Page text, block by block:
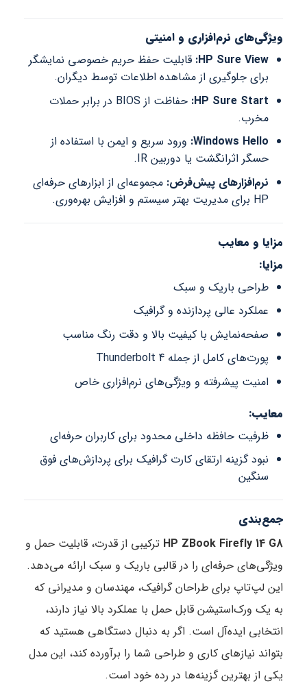
ویژگی‌های نرم‌افزاری و امنیتی
HP Sure View: قابلیت حفظ حریم خصوصی نمایشگر
برای جلوگیری از مشاهده اطلاعات توسط دیگران.
HP Sure Start:
حفاظت از BIOS در برابر حملات
مخرب.
Windows Hello: ورود سریع و ایمن با استفاده از
حسگر اثرانگشت یا دوربین IR.
نرم‌افزارهای پیش‌فرض: مجموعه‌ای از ابزارهای حرفه‌ای
HP برای مدیریت بهتر سیستم و افزایش بهره‌وری.
مزایا و معایب
مزایا:
طراحی باریک و سبک
عملکرد عالی پردازنده و گرافیک
صفحه‌نمایش با کیفیت بالا و دقت رنگ مناسب
پورت‌های کامل از جمله Thunderbolt 4
امنیت پیشرفته و ویژگی‌های نرم‌افزاری خاص
معایب:
ظرفیت حافظه داخلی محدود برای کاربران حرفه‌ای
نبود گزینه ارتقای کارت گرافیک برای پردازش‌های فوق
سنگین
جمع‌بندی
HP ZBook Firefly 14 G8 ترکیبی از قدرت، قابلیت حمل و
ویژگی‌های حرفه‌ای را در قالبی باریک و سبک ارائه می‌دهد.
این لپ‌تاپ برای طراحان گرافیک، مهندسان و مدیرانی که
به یک ورک‌استیشن قابل حمل با عملکرد بالا نیاز دارند،
انتخابی ایده‌آل است. اگر به دنبال دستگاهی هستید که
بتواند نیازهای کاری و طراحی شما را برآورده کند، این مدل
یکی از بهترین گزینه‌ها در رده خود است.